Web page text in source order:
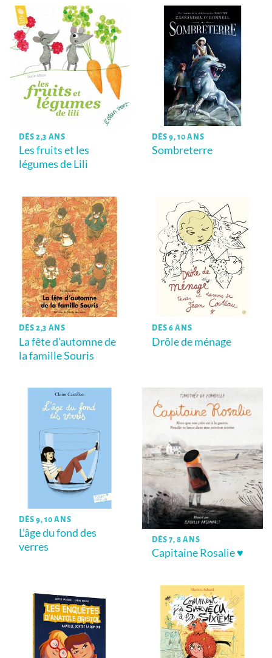
DÈS 2,3 ANS
Les fruits et les
légumes de Lili
DÈS 9, 10 ANS
Sombreterre
DÈS 2,3 ANS
La fête d’automne de
la famille Souris
DÈS 6 ANS
Drôle de ménage
DÈS 9, 10 ANS
L’âge du fond des
verres
DÈS 7, 8 ANS
Capitaine Rosalie ♥